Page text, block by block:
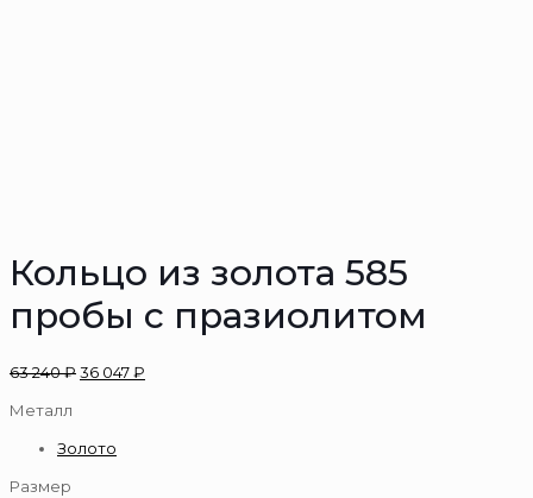
Кольцо из золота 585
пробы с празиолитом
63 240₽36 047₽
Металл
Золото
Размер